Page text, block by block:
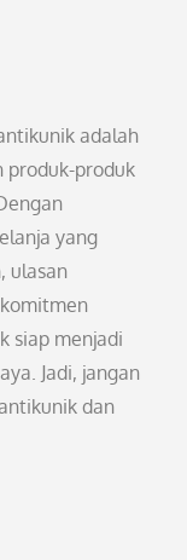
adalah
produk-produk
yang
ulasan
siap menjadi
Jadi, jangan
dan